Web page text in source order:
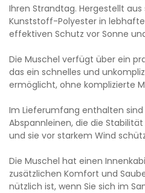
Ihren Strandtag. Hergestellt
Kunststoff-Polyester in
effektiven Schutz vor Sonne
Die Muschel verfügt über ein
das ein schnelles und
ermöglicht, ohne komplizierte
Im Lieferumfang enthalten sind
Abspannleinen, die die
und sie vor starkem Wind
Die Muschel hat einen
zusätzlichen Komfort und
nützlich ist, wenn Sie sich im